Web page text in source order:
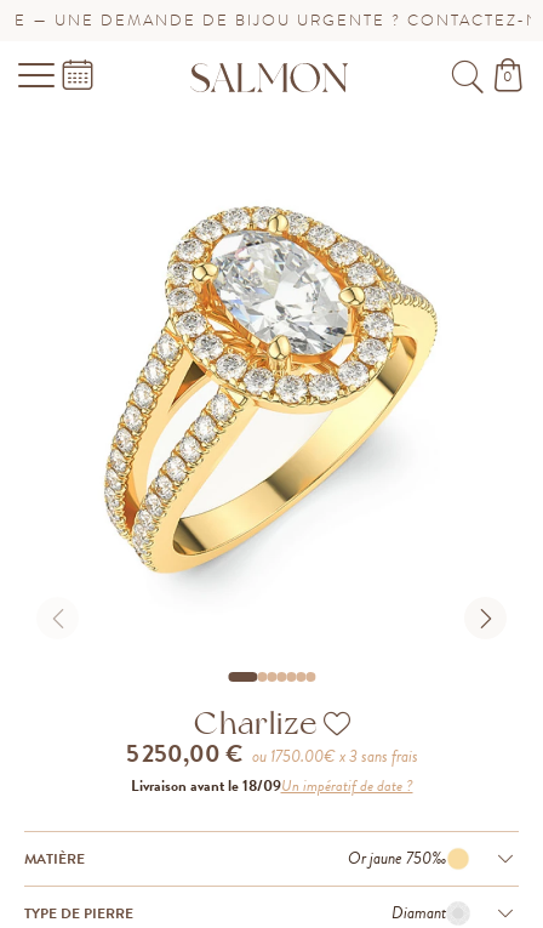
— UNE DEMANDE DE BIJOU URGENTE ? CONTACTEZ-
0
Charlize
5 250,00 € ou1750.00€ x 3 sans frais
Livraison avant le 18/09Un impératif de date ?
MATIÈRE Or jaune 750‰
TYPE DE PIERRE Diamant